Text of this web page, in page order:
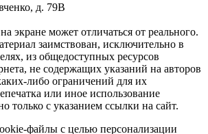
д. 79В
экране может отличаться от реального.
заимствован, исключительно в
из общедоступных ресурсов
не содержащих указаний на авторов
либо ограничений для их
или иное использование
только с указанием ссылки на сайт.
файлы с целью персонализации